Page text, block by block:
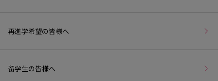
再進学希望の皆様へ
留学生の皆様へ